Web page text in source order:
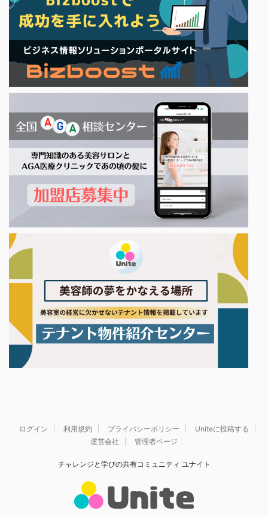
ログイン 利用規約 プライバシーポリシー
Uniteに投稿する
運営会社
管理者ページ
チャレンジと学びの共有コミュニティ ユナイト